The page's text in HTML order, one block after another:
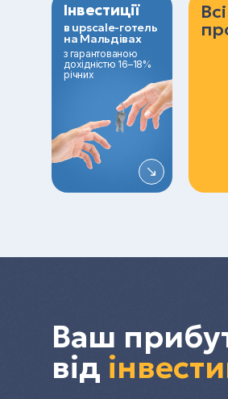
Інвестиції
в upscale-готель
на Мальдівах
з гарантованою
дохідністю 16–18%
річних
Всі
Ваш
від